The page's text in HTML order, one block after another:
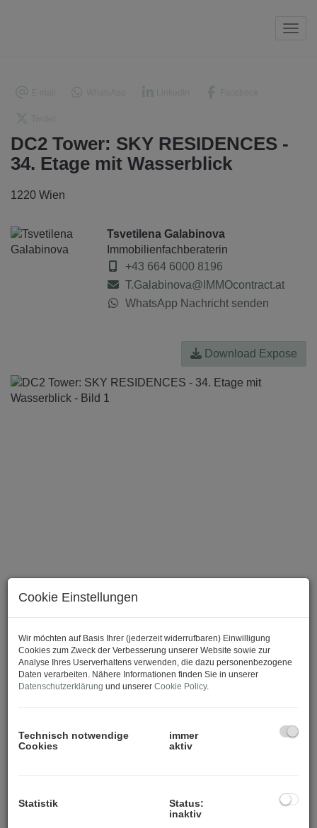
DC2 Tower: SKY RESIDENCES -
34. Etage mit Wasserblick
1220 Wien
Tsvetilena Galabinova
Immobilienfachberaterin
+43 664 6000 8196
T.Galabinova@IMMOcontract.at
WhatsApp Nachricht senden
Download Expose
Beschreibung
Im DC Tower 2 beginnt Wohnen dort, wo die Stadt in Weite
übergeht. Hoch über Wien entfalten sich exklusive
Cookie Einstellungen
Wir möchten auf Basis Ihrer (jederzeit widerrufbaren) Einwilligung
Cookies zum Zweck der Verbesserung unserer Website sowie zur
Analyse Ihres Userverhaltens verwenden, die dazu personenbezogene
Daten verarbeiten. Nähere Informationen finden Sie in unserer
Datenschutzerklärung und unserer Cookie Policy.
Technisch notwendige
Cookies
immer
aktiv
Statistik
Status:
inaktiv